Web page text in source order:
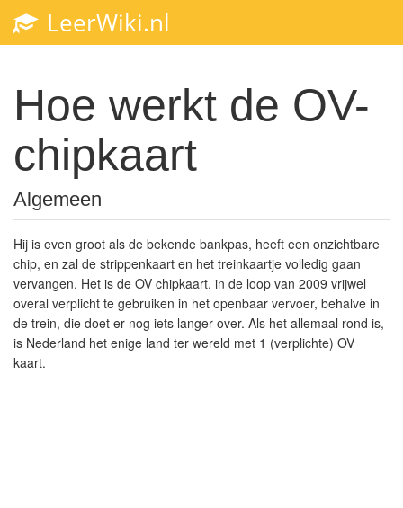
LeerWiki.nl
Hoe werkt de OV-
chipkaart
Algemeen
Hij is even groot als de bekende bankpas, heeft een onzichtbare
chip, en zal de strippenkaart en het treinkaartje volledig gaan
vervangen. Het is de OV chipkaart, in de loop van 2009 vrijwel
overal verplicht te gebruiken in het openbaar vervoer, behalve in
de trein, die doet er nog iets langer over. Als het allemaal rond is,
is Nederland het enige land ter wereld met 1 (verplichte) OV
kaart.